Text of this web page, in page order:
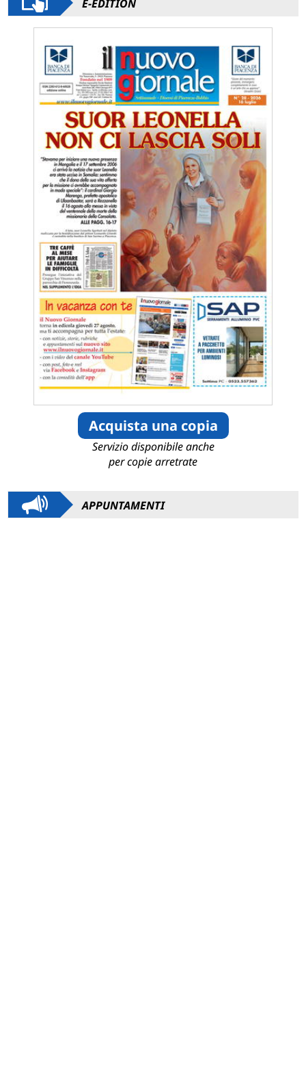
E-EDITION
Acquista una copia
Servizio disponibile anche
per copie arretrate
APPUNTAMENTI